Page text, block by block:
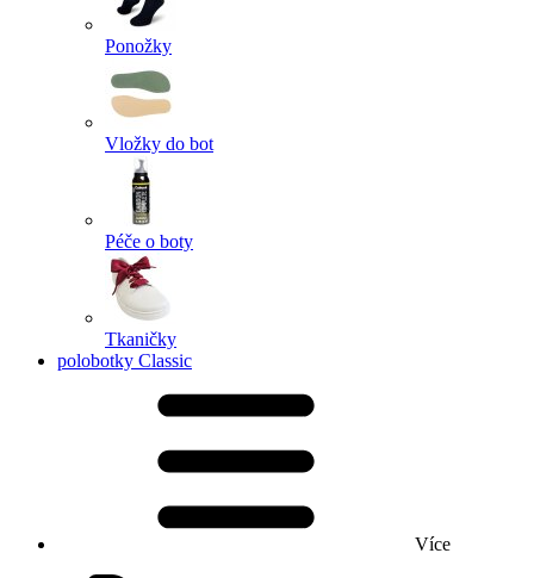
Ponožky
Vložky do bot
Péče o boty
Tkaničky
polobotky Classic
Více